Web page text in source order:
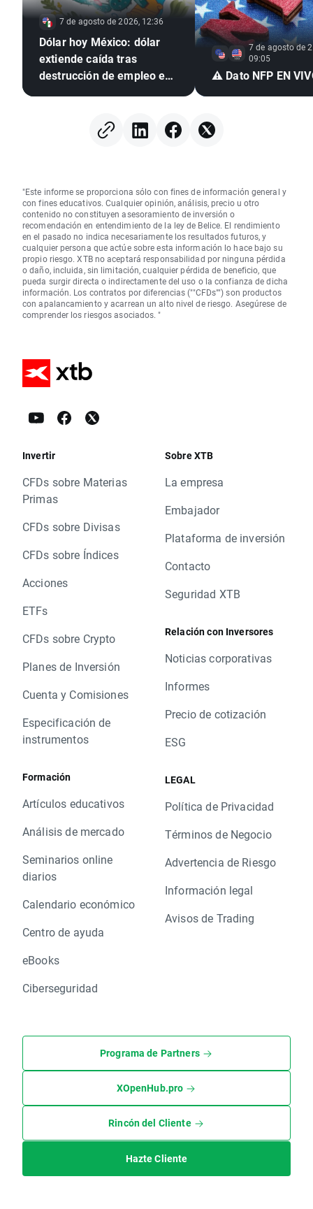
7 de agosto de 2026, 12:36
Dólar hoy México: dólar
extiende caída tras
destrucción de empleo en
7 de agosto de
09:05
⚠️ Dato NFP EN
"Este informe se proporciona sólo con fines de información general y
con fines educativos. Cualquier opinión, análisis, precio u otro
contenido no constituyen asesoramiento de inversión o
recomendación en entendimiento de la ley de Belice. El rendimiento
en el pasado no indica necesariamente los resultados futuros, y
cualquier persona que actúe sobre esta información lo hace bajo su
propio riesgo. XTB no aceptará responsabilidad por ninguna pérdida
o daño, incluida, sin limitación, cualquier pérdida de beneficio, que
pueda surgir directa o indirectamente del uso o la confianza de dicha
información. Los contratos por diferencias (""CFDs"") son productos
con apalancamiento y acarrean un alto nivel de riesgo. Asegúrese de
comprender los riesgos asociados. "
Invertir
CFDs sobre Materias
Primas
CFDs sobre Divisas
CFDs sobre Índices
Acciones
ETFs
CFDs sobre Crypto
Planes de Inversión
Cuenta y Comisiones
Especificación de
instrumentos
Formación
Artículos educativos
Análisis de mercado
Seminarios online
diarios
Calendario económico
Centro de ayuda
eBooks
Ciberseguridad
Sobre XTB
La empresa
Embajador
Plataforma de inversión
Contacto
Seguridad XTB
Relación con Inversores
Noticias corporativas
Informes
Precio de cotización
ESG
LEGAL
Política de Privacidad
Términos de Negocio
Advertencia de Riesgo
Información legal
Avisos de Trading
Programa de Partners
XOpenHub.pro
Rincón del Cliente
Hazte Cliente